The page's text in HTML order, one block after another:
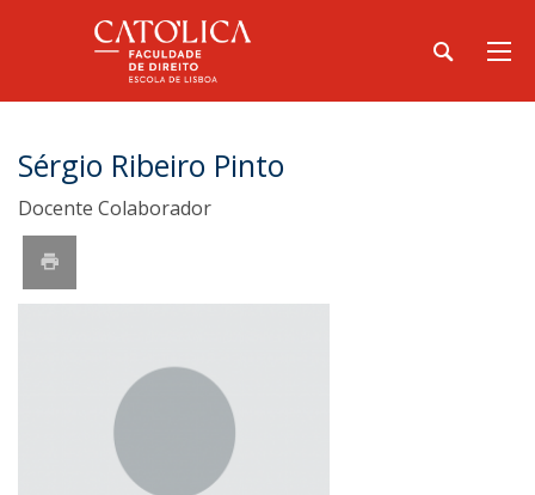
Sérgio Ribeiro Pinto
Docente Colaborador